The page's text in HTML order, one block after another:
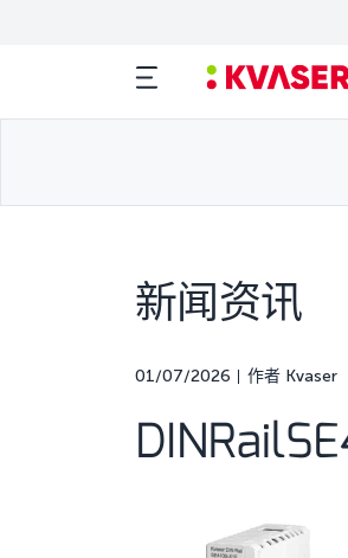
新闻资讯
01/07/2026 作者 Kvaser